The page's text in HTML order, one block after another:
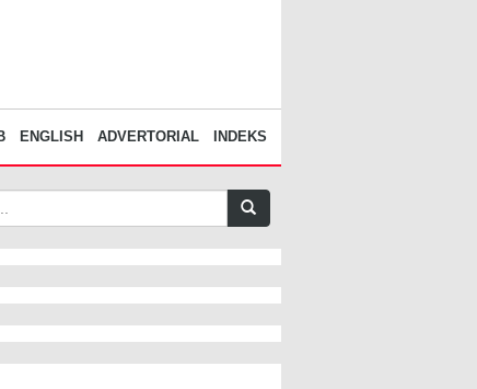
ENGLISH ADVERTORIAL INDEKS